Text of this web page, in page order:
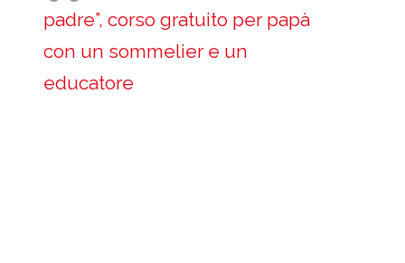
padre”, corso gratuito per papà
con un sommelier e un
educatore